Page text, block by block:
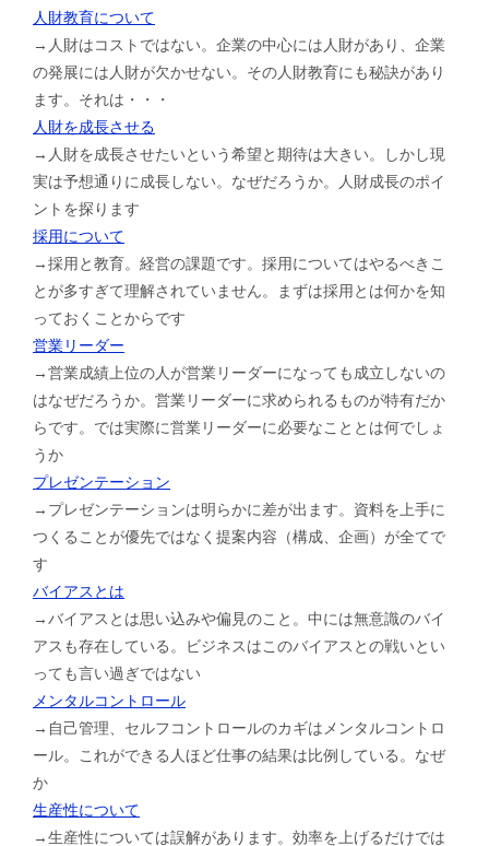
人財教育について
→人財はコストではない。企業の中心には人財があり、企業
の発展には人財が欠かせない。その人財教育にも秘訣があり
ます。それは・・・
人財を成長させる
→人財を成長させたいという希望と期待は大きい。しかし現
実は予想通りに成長しない。なぜだろうか。人財成長のポイ
ントを探ります
採用について
→採用と教育。経営の課題です。採用についてはやるべきこ
とが多すぎて理解されていません。まずは採用とは何かを知
っておくことからです
営業リーダー
→営業成績上位の人が営業リーダーになっても成立しないの
はなぜだろうか。営業リーダーに求められるものが特有だか
らです。では実際に営業リーダーに必要なこととは何でしょ
うか
プレゼンテーション
→プレゼンテーションは明らかに差が出ます。資料を上手に
つくることが優先ではなく提案内容（構成、企画）が全てで
す
バイアスとは
→バイアスとは思い込みや偏見のこと。中には無意識のバイ
アスも存在している。ビジネスはこのバイアスとの戦いとい
っても言い過ぎではない
メンタルコントロール
→自己管理、セルフコントロールのカギはメンタルコントロ
ール。これができる人ほど仕事の結果は比例している。なぜ
か
生産性について
→生産性については誤解があります。効率を上げるだけでは